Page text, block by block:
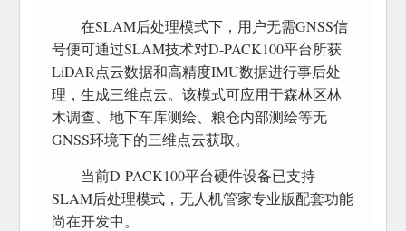
在SLAM后处理模式下，用户无需GNSS信
号便可通过SLAM技术对D-PACK100平台所获
LiDAR点云数据和高精度IMU数据进行事后处
理，生成三维点云。该模式可应用于森林区林
木调查、地下车库测绘、粮仓内部测绘等无
GNSS环境下的三维点云获取。
当前D-PACK100平台硬件设备已支持
SLAM后处理模式，无人机管家专业版配套功能
尚在开发中。